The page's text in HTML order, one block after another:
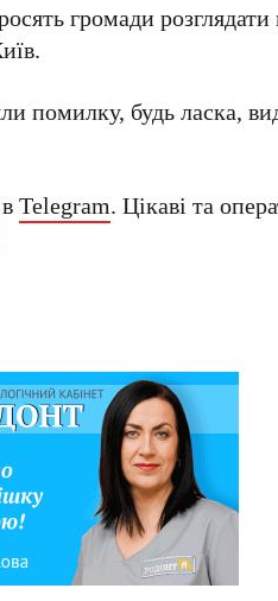
громади розглядати
помилку, будь ласка,
вTelegram. Цікаві та